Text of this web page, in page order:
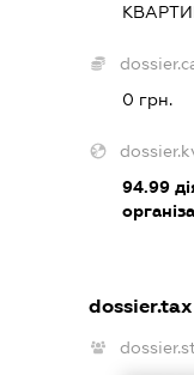
0 грн.
94.99
dossier.tax